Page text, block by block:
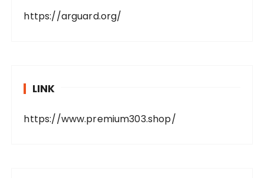
https://arguard.org/
LINK
https://www.premium303.shop/